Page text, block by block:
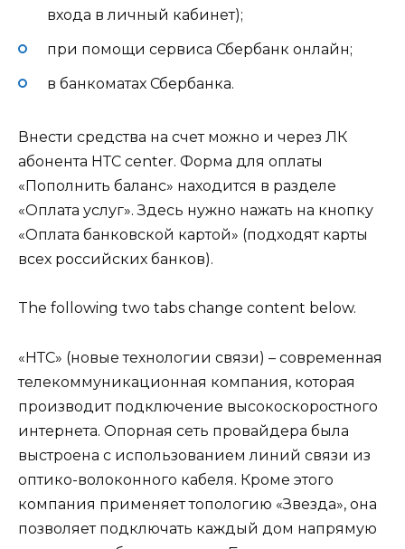
входа в личный кабинет);
при помощи сервиса Сбербанк онлайн;
в банкоматах Сбербанка.
Внести средства на счет можно и через ЛК
абонента НТС center. Форма для оплаты
«Пополнить баланс» находится в разделе
«Оплата услуг». Здесь нужно нажать на кнопку
«Оплата банковской картой» (подходят карты
всех российских банков).
The following two tabs change content below.
«НТС» (новые технологии связи) – современная
телекоммуникационная компания, которая
производит подключение высокоскоростного
интернета. Опорная сеть провайдера была
выстроена с использованием линий связи из
оптико-волоконного кабеля. Кроме этого
компания применяет топологию «Звезда», она
позволяет подключать каждый дом напрямую